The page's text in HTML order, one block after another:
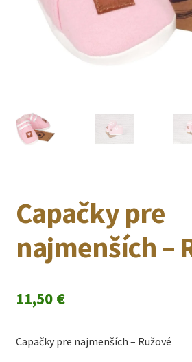
Capačky pre
najmenších –
11,50 €
Capačky pre najmenších – Ružové